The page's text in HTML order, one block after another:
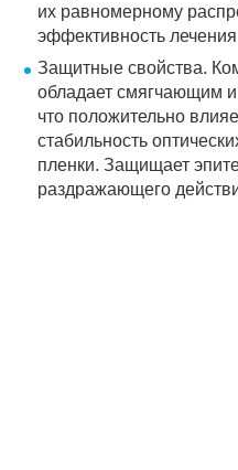
их равномерному
эффективность
Защитные свойства.
обладает смягчающим
что положительно
стабильность
пленки. Защищает
раздражающего